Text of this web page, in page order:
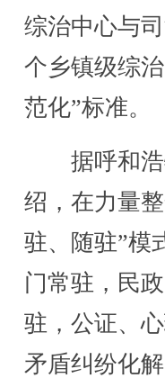
综治中心与
个乡镇级综
范化”标准。
据呼和浩
绍，在力量
驻、随驻”模
门常驻，民
驻，公证、
矛盾纠纷化